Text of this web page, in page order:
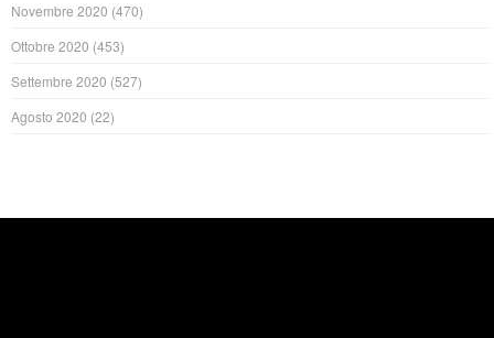
Novembre 2020 (470)
Ottobre 2020 (453)
Settembre 2020 (527)
Agosto 2020 (22)